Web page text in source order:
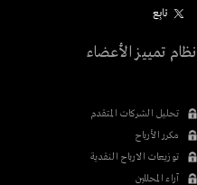
تابِع
نظام تمييز الأعضاء
تحليل الشركات المتقدم
مكرر الأرباح
توزيعات الارباح النقدية
آراء المحللين